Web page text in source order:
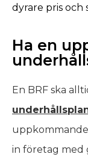
dyrare pris
Ha en
En BRF ska
in företag med